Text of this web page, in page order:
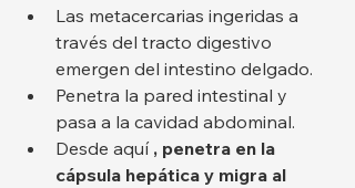
Las metacercarias ingeridas a
través del tracto digestivo
emergen del intestino delgado.
Penetra la pared intestinal y
pasa a la cavidad abdominal.
Desde aquí , penetra en la
cápsula hepática y migra al